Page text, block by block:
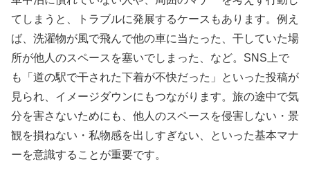
てしまうと、トラブルに発展するケースもあります。例え
ば、洗濯物が風で飛んで他の車に当たった、干していた場
所が他人のスペースを塞いでしまった、など。SNS上で
も「道の駅で干された下着が不快だった」といった投稿が
見られ、イメージダウンにもつながります。旅の途中で気
分を害さないためにも、他人のスペースを侵害しない・景
観を損ねない・私物感を出しすぎない、といった基本マナ
ーを意識することが重要です。